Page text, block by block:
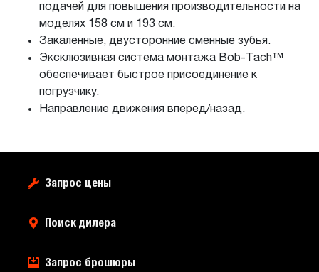
подачей для повышения производительности на
моделях 158 см и 193 см.
Закаленные, двусторонние сменные зубья.
Эксклюзивная система монтажа Bob-Tach™
обеспечивает быстрое присоединение к
погрузчику.
Направление движения вперед/назад.
Запрос цены
Поиск дилера
Запрос брошюры